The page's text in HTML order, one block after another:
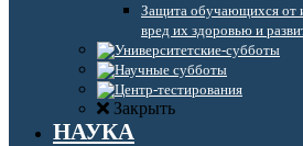
Защита обучающихся
вред их здоровью и
Закрыть
НАУКА